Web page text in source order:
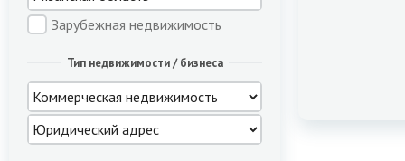
Зарубежная недвижимость
Тип недвижимости / бизнеса